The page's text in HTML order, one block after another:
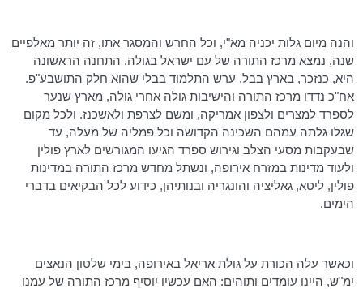
והנה מיום גלות יכניה מא"י, וכל החרש והמסגר אתו, זה יותר מאלפיים
שנה, נמצא מרכז התורה של עם ישראל בגולה. התחנה הראשונה
היא, כנזכר, בארץ בבל, ערש התלמוד בבלי שהוא חלק התושבע"פ.
אח"כ נדדו מרכז התורה והישיבות גולה אחרי גולה, מארץ שנער
לספרד למצרים ולצפון אמריקה, ומשם לצרפת ולאשכנז. ולכל מקום
שגלו גלתה עמהם השכינה הקדושה וכל פמליה של מעלה, עד
שבעקבות מסעי הצלב וגירוש ספרד הגיעו המגורשים לארץ פולין
ולעוד מדינות במזרח אירופה, ונשתל מחדש מרכז התורה במדינות
פולין, ליטא,גאליציה והונגריה ובנותיהן, כידוע לכל הבקיאים בדברי
הימים.
וכאשר עלה הכורת על גולת אריאל באירופה, בימי שלטון הנאצים
ימ"ש, היינו עומדים ותוהים: האם עכשיו יוסיף מרכז התורה של עמנו